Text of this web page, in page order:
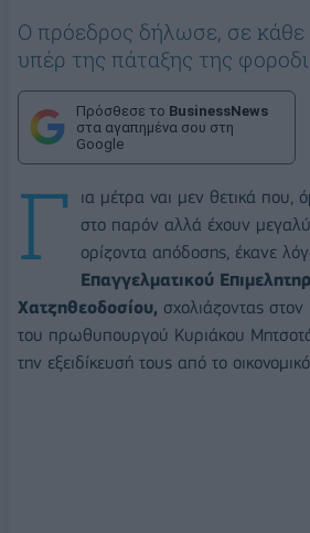
Ο πρόεδρος δήλωσε, σε
υπέρ της πάταξης της
Πρόσθεσε το BusinessNews
στα αγαπημένα σου στη
Google
Γ
ια μέτρα ναι μεν θετικά
στο παρόν αλλά έχουν
ορίζοντα απόδοσης, έκανε
Επαγγελματικού
Χατζηθεοδοσίου, σχολιάζοντας στον
του πρωθυπουργού Κυριάκου
την εξειδίκευσή τους από το οικονομικό